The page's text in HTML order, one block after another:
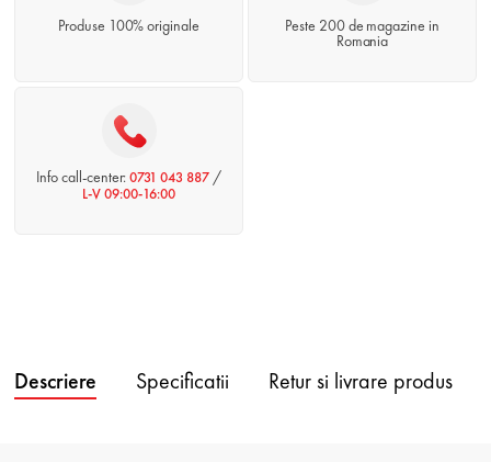
Produse 100% originale
Peste 200 de magazine in
Romania
Info call-center:0731 043 887 /
L-V 09:00-16:00
Descriere Specificatii Retur si livrare produs